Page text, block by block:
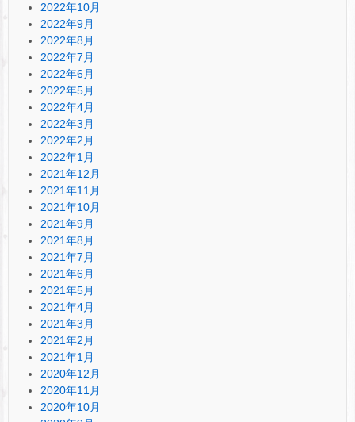
2022年10月
2022年9月
2022年8月
2022年7月
2022年6月
2022年5月
2022年4月
2022年3月
2022年2月
2022年1月
2021年12月
2021年11月
2021年10月
2021年9月
2021年8月
2021年7月
2021年6月
2021年5月
2021年4月
2021年3月
2021年2月
2021年1月
2020年12月
2020年11月
2020年10月